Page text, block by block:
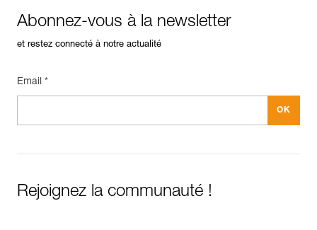
Abonnez-vous à la newsletter
et restez connecté à notre actualité
Email *
Rejoignez la communauté !